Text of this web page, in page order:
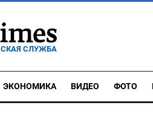
СЛУЖБА
ЭКОНОМИКА ВИДЕО ФОТО